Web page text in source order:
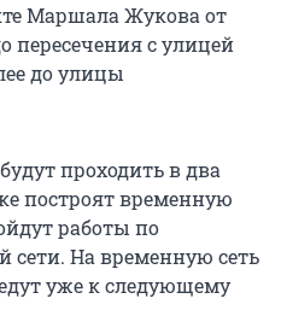
Маршала Жукова от
пересечения с улицей
до улицы
проходить в два
построят временную
работы по
сети. На временную сеть
уже к следующему